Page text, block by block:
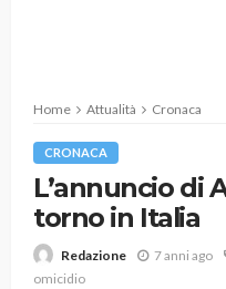
Home Attualità Cronaca
CRONACA
L’annuncio di
torno in Italia
Redazione 7 anni ago
omicidio